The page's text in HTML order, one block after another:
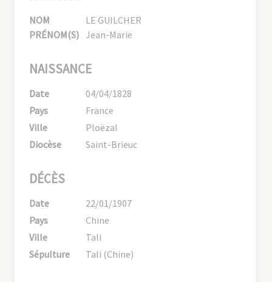
NOM
LE GUILCHER
PRÉNOM(S) Jean-Marie
NAISSANCE
Date
04/04/1828
Pays
France
Ville
Ploëzal
Diocèse
Saint-Brieuc
DÉCÈS
Date
22/01/1907
Pays
Chine
Ville
Tali
Sépulture
Tali (Chine)